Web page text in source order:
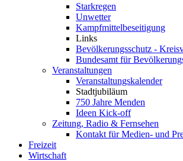
Starkregen
Unwetter
Kampfmittelbeseitigung
Links
Bevölkerungsschutz -
Bundesamt für
Veranstaltungen
Veranstaltungskalender
Stadtjubiläum
750 Jahre Menden
Ideen Kick-off
Zeitung, Radio & Fernsehen
Kontakt für Medien- und
Freizeit
Wirtschaft